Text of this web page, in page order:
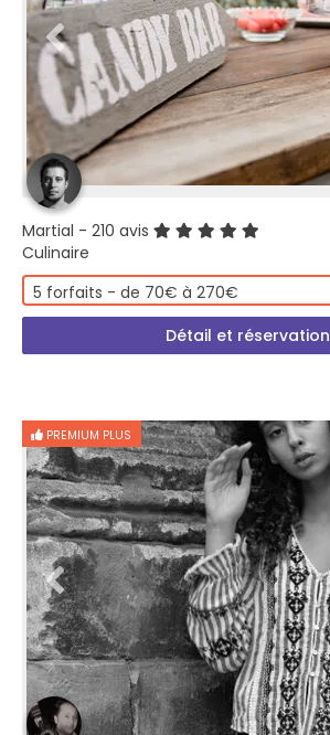
Martial - 210 avis
Culinaire
5 forfaits - de 70€ à 270€
Détail et réservation
PREMIUM PLUS